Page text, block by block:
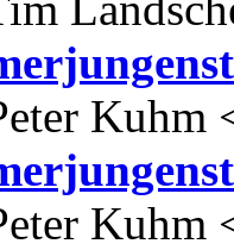
Kuhm
Kuhm